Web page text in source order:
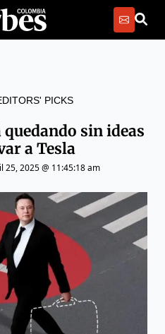
PICKS
sin ideas
a Tesla
25, 2025 @ 11:45:18 am